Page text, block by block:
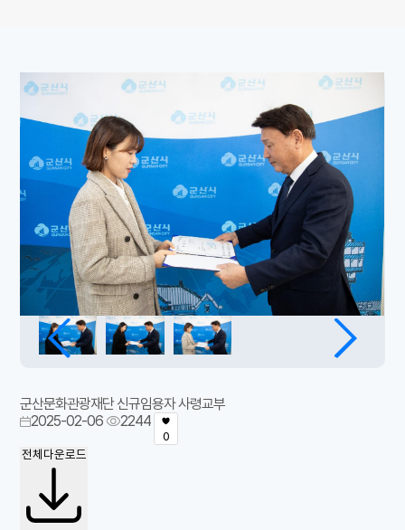
군산문화관광재단 신규임용자 사령교부
2025-02-06
2244
0
전체다운로드